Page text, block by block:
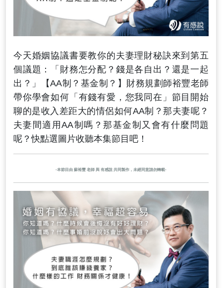
今天婚姻協議書要教你的夫妻理財秘訣來到第五
個議題：「財務怎分配？錢是各自出？還是一起
出？」【AA制？基金制？】財務規劃師裕豐老師
帶你學會如何「有錢有愛，您我同在」節目開始
聊的是收入差距大的情侶如何AA制？那夫妻呢？
夫妻間適用AA制嗎？那基金制又會有什麼問題
呢？快點選圖片收聽本集節目吧！
-本節目由 蘇裕豐 老師 與 有感說 共同製作，未經同意請勿轉載-